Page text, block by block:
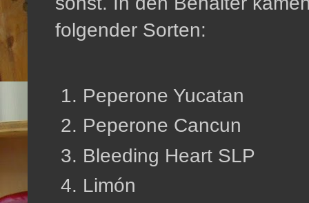
folgender Sorten:
Peperone Yucatan
Peperone Cancun
Bleeding Heart SLP
Limón